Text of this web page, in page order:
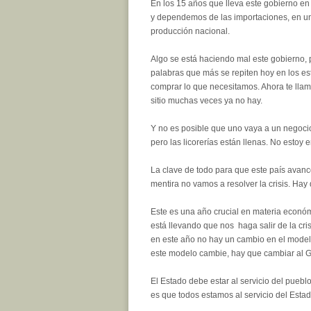
En los 15 años que lleva este gobierno
y dependemos de las importaciones, en
producción nacional.
Algo se está haciendo mal este
palabras que más se repiten hoy en los
comprar lo que necesitamos. Ahora te
sitio muchas veces ya no hay.
Y no es posible que uno vaya a un
pero las licorerías están llenas. No estoy
La clave de todo para que este país
mentira no vamos a resolver la crisis.
Este es una año crucial en materia
está llevando que nos haga salir de la
en este año no hay un cambio en el
este modelo cambie, hay que cambiar al
El Estado debe estar al servicio del
es que todos estamos al servicio del